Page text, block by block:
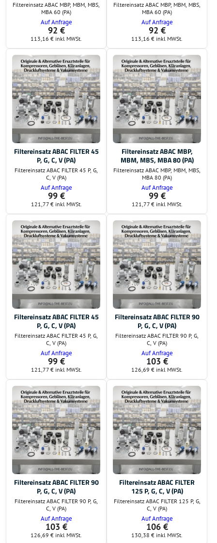
Filtereinsatz ABAC MBP, MBM, MBS,
MBA 60 (PA)
Auf Anfrage
92 €
113,16 € inkl MWSt.
Filtereinsatz ABAC MBP, MBM, MBS,
MBA 60 (PA)
Auf Anfrage
92 €
113,16 € inkl MWSt.
Filtereinsatz ABAC FILTER 45
P, G, C, V (PA)
Filtereinsatz ABAC FILTER 45 P, G,
C, V (PA)
Auf Anfrage
99 €
121,77 € inkl MWSt.
Filtereinsatz ABAC MBP,
MBM, MBS, MBA 80 (PA)
Filtereinsatz ABAC MBP, MBM, MBS,
MBA 80 (PA)
Auf Anfrage
99 €
121,77 € inkl MWSt.
Filtereinsatz ABAC FILTER 45
P, G, C, V (PA)
Filtereinsatz ABAC FILTER 45 P, G,
C, V (PA)
Auf Anfrage
99 €
121,77 € inkl MWSt.
Filtereinsatz ABAC FILTER 90
P, G, C, V (PA)
Filtereinsatz ABAC FILTER 90 P, G,
C, V (PA)
Auf Anfrage
103 €
126,69 € inkl MWSt.
Filtereinsatz ABAC FILTER 90
P, G, C, V (PA)
Filtereinsatz ABAC FILTER 90 P, G,
C, V (PA)
Auf Anfrage
103 €
126,69 € inkl MWSt.
Filtereinsatz ABAC FILTER
125 P, G, C, V (PA)
Filtereinsatz ABAC FILTER 125 P, G,
C, V (PA)
Auf Anfrage
106 €
130,38 € inkl MWSt.